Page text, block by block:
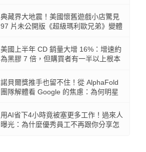
典藏界大地震！美國懷舊遊戲小店驚見
97 片未公開版《超級瑪利歐兄弟》變體
美國上半年 CD 銷量大增 16%：增速約
為黑膠 7 倍，但購買者有一半以上根本
諾貝爾獎推手也留不住！從 AlphaFold
團隊解體看 Google 的焦慮：為何明星
用AI省下4小時竟被塞更多工作！過來人
曝光：為什麼優秀員工不再跟你分享怎